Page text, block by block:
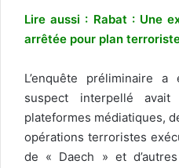
Lire aussi : Rabat : Une
arrêtée pour plan
L’enquête préliminaire
suspect interpellé
plateformes médiatiques,
opérations terroristes
de « Daech » et